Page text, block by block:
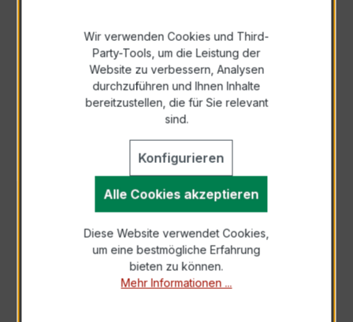
Anfrage schriftlich
Als PDF exportieren
Der EWSKD 31.8 3x50/5A 10VA Kl.0,5s ist ein
kompakter, hochpräziser Niederspannungs-
Messwandler der bewährten EWSKD-Serie, s…
Wir verwenden Cookies und Third-
Party-Tools, um die Leistung der
Website zu verbessern, Analysen
durchzuführen und Ihnen Inhalte
bereitzustellen, die für Sie relevant
sind.
Konfigurieren
Alle Cookies akzeptieren
Diese Website verwendet Cookies,
um eine bestmögliche Erfahrung
bieten zu können.
Mehr Informationen ...